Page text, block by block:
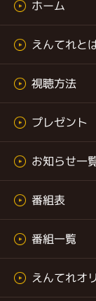
ホーム
えんてれと
視聴方法
プレゼント
お知らせ一
番組表
番組一覧
えんてれオ